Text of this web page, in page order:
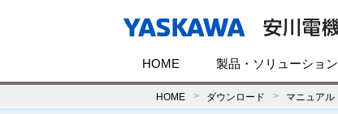
HOME 製品・ソリューション
HOME ダウンロード マニュアル